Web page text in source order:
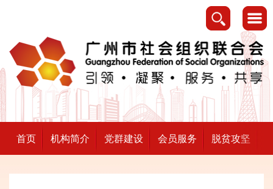
首页 机构简介 党群建设 会员服务 脱贫攻坚